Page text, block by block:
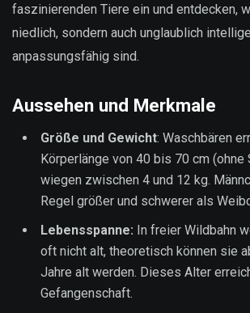
faszinierenden Tiere ein und entdecken,
niedlich, sondern auch unglaublich
anpassungsfähig sind.
Aussehen und Merkmale
Größe und Gewicht: Waschbären
Körperlänge von 40 bis 70 cm (ohne
wiegen zwischen 4 und 12 kg.
Regel größer und schwerer als
Lebensspanne: In freier Wildbahn
oft nicht alt, theoretisch können sie
Jahre alt werden. Dieses Alter
Gefangenschaft.